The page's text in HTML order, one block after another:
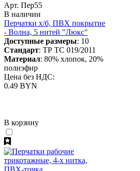
Арт. Пер55
В наличии
Перчатки х/б, ПВХ покрытие
- Волна, 5 нитей "Люкс"
Доступные размеры: 10
Стандарт: ТР ТС 019/2011
Материал: 80% хлопок, 20%
полиэфир
Цена без НДС:
0.49 BYN
В корзину